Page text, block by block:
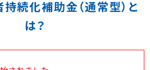
続化補助金（通常型）と
は？